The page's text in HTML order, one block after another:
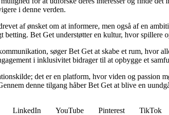
i denne verden.
af ønsket om at informere, men også af en
betting. Bet Get understøtter en kultur, hvor spillere
søger Bet Get at skabe et rum, hvor
i inklusivitet bidrager til at opbygge et
det er en platform, hvor viden og passion
denne tilgang håber Bet Get at blive en
LinkedIn YouTube Pinterest TikTok